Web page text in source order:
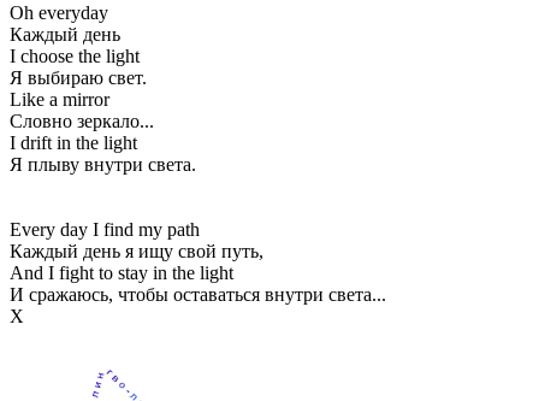
Oh everyday
Каждый день
I choose the light
Я выбираю свет.
Like a mirror
Словно зеркало...
I drift in the light
Я плыву внутри света.
Every day I find my path
Каждый день я ищу свой путь,
And I fight to stay in the light
И сражаюсь, чтобы оставаться внутри света...
Х